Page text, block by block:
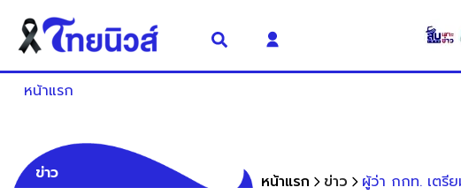
หน้าแรก
ข่าว หน้าแรก ข่าว ผู้ว่า กกท. เตรี